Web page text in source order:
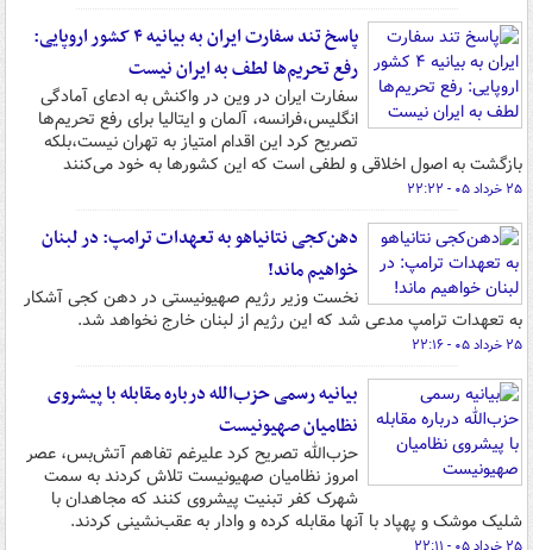
پاسخ تند سفارت ایران به بیانیه ۴ کشور اروپایی:
رفع تحریم‌ها لطف به ایران نیست
سفارت ایران در وین در واکنش به ادعای آمادگی
انگلیس،فرانسه، آلمان و ایتالیا برای رفع تحریم‌ها
تصریح کرد این اقدام امتیاز به تهران نیست،بلکه
بازگشت به اصول اخلاقی و لطفی است که این کشورها به خود می‌کنند
۲۵ خرداد ۰۵ - ۲۲:۲۲
دهن‌کجی نتانیاهو به تعهدات ترامپ: در لبنان
خواهیم ماند!
نخست وزیر رژیم صهیونیستی در دهن کجی آشکار
به تعهدات ترامپ مدعی شد که این رژیم از لبنان خارج نخواهد شد.
۲۵ خرداد ۰۵ - ۲۲:۱۶
بیانیه رسمی حزب‌الله درباره مقابله با پیشروی
نظامیان صهیونیست
حزب‌الله تصریح کرد علیرغم تفاهم آتش‌بس، عصر
امروز نظامیان صهیونیست تلاش کردند به سمت
شهرک کفر تبنیت پیشروی کنند که مجاهدان با
شلیک موشک و پهپاد با آنها مقابله کرده و وادار به عقب‌نشینی کردند.